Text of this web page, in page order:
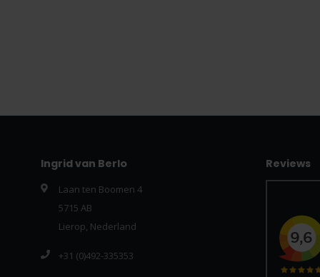
Ingrid van Berlo
Laan ten Boomen 4
5715 AB
Lierop, Nederland
+31 (0)492-335353
Reviews